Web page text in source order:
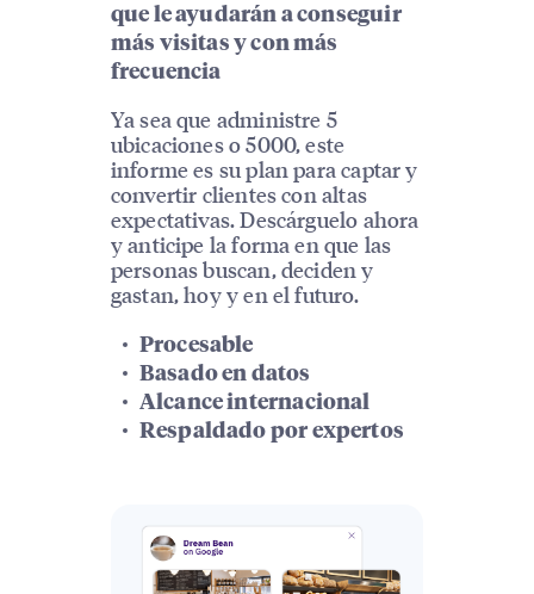
que le ayudarán a conseguir
más visitas y con más
frecuencia
Ya sea que administre 5
ubicaciones o 5000, este
informe es su plan para captar y
convertir clientes con altas
expectativas. Descárguelo ahora
y anticipe la forma en que las
personas buscan, deciden y
gastan, hoy y en el futuro.
Procesable
Basado en datos
Alcance internacional
Respaldado por expertos